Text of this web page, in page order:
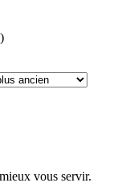
vous servir.